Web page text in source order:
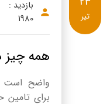
بازدید :
1980
همه چیز
واضح است
برای
تیر